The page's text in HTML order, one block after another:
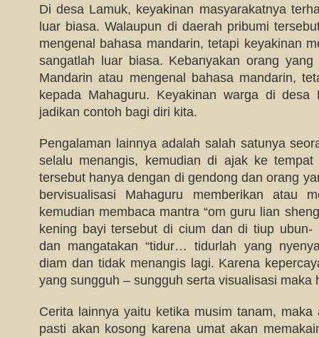
Di desa Lamuk, keyakinan masyarakatnya
luar biasa. Walaupun di daerah pribumi
mengenal bahasa mandarin, tetapi keyakinan
sangatlah luar biasa. Kebanyakan orang
Mandarin atau mengenal bahasa mandarin,
kepada Mahaguru. Keyakinan warga di
jadikan contoh bagi diri kita.
Pengalaman lainnya adalah salah satunya
selalu menangis, kemudian di ajak ke
tersebut hanya dengan di gendong dan orang
bervisualisasi Mahaguru memberikan atau
kemudian membaca mantra “om guru lian
kening bayi tersebut di cium dan di tiup ubun-
dan mangatakan “tidur… tidurlah yang
diam dan tidak menangis lagi. Karena
yang sungguh – sungguh serta visualisasi maka
Cerita lainnya yaitu ketika musim tanam,
pasti akan kosong karena umat akan